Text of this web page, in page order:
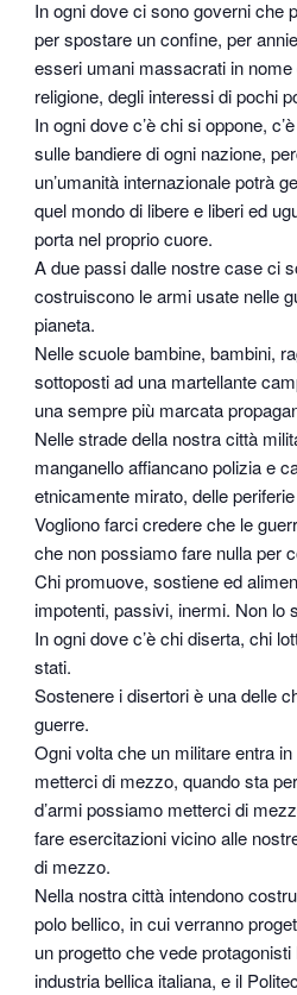
In ogni dove ci sono governi che
per spostare un confine, per
esseri umani massacrati in nome
religione, degli interessi di pochi
In ogni dove c’è chi si oppone,
sulle bandiere di ogni nazione,
un’umanità internazionale potrà
quel mondo di libere e liberi ed
porta nel proprio cuore.
A due passi dalle nostre case ci
costruiscono le armi usate nelle
pianeta.
Nelle scuole bambine, bambini,
sottoposti ad una martellante
una sempre più marcata
Nelle strade della nostra città
manganello affiancano polizia e
etnicamente mirato, delle
Vogliono farci credere che le
che non possiamo fare nulla per
Chi promuove, sostiene ed
impotenti, passivi, inermi. Non lo
In ogni dove c’è chi diserta, chi
stati.
Sostenere i disertori è una delle
guerre.
Ogni volta che un militare entra
metterci di mezzo, quando sta
d’armi possiamo metterci di
fare esercitazioni vicino alle
di mezzo.
Nella nostra città intendono
polo bellico, in cui verranno
un progetto che vede
industria bellica italiana, e il